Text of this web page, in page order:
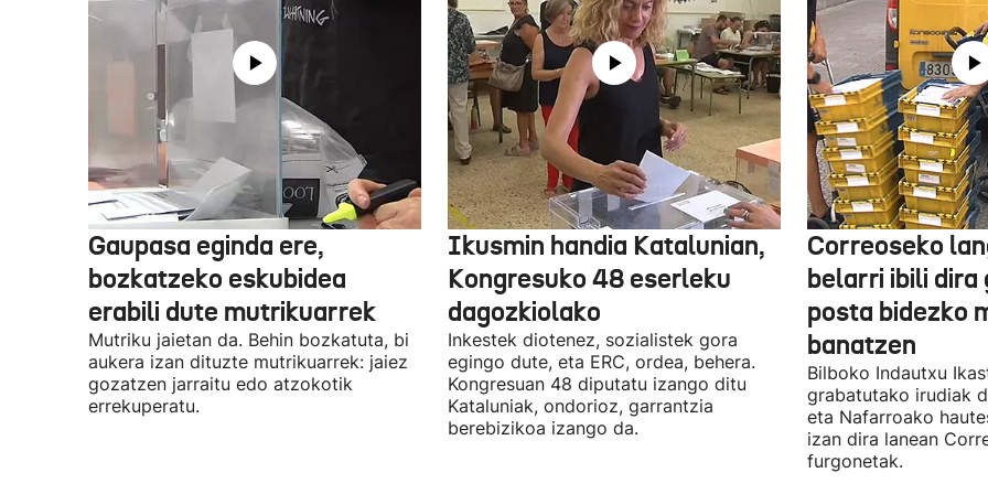
Gaupasa eginda ere,
bozkatzeko eskubidea
erabili dute mutrikuarrek
Mutriku jaietan da. Behin bozkatuta, bi
aukera izan dituzte mutrikuarrek: jaiez
gozatzen jarraitu edo atzokotik
errekuperatu.
Ikusmin handia Katalunian,
Kongresuko 48 eserleku
dagozkiolako
Inkestek diotenez, sozialistek gora
egingo dute, eta ERC, ordea, behera.
Kongresuan 48 diputatu izango ditu
Kataluniak, ondorioz, garrantzia
berebizikoa izango da.
Correoseko
belarri ibili dira
posta bidezko
banatzen
Bilboko Indautxu
grabatutako irudiak
eta Nafarroako
izan dira lanean
furgonetak.